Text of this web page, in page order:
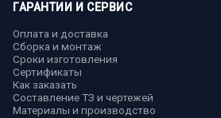
ГАРАНТИИ И СЕРВИС
Оплата и доставка
Сборка и монтаж
Сроки изготовления
Сертификаты
Как заказать
Составление ТЗ и чертежей
Материалы и производство